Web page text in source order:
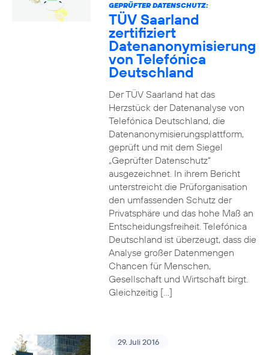
GEPRÜFTER DATENSCHUTZ:
TÜV Saarland
zertifiziert
Datenanonymisierung
von Telefónica
Deutschland
Der TÜV Saarland hat das
Herzstück der Datenanalyse von
Telefónica Deutschland, die
Datenanonymisierungsplattform,
geprüft und mit dem Siegel
„Geprüfter Datenschutz“
ausgezeichnet. In ihrem Bericht
unterstreicht die Prüforganisation
den umfassenden Schutz der
Privatsphäre und das hohe Maß an
Entscheidungsfreiheit. Telefónica
Deutschland ist überzeugt, dass die
Analyse großer Datenmengen
Chancen für Menschen,
Gesellschaft und Wirtschaft birgt.
Gleichzeitig […]
29. Juli 2016